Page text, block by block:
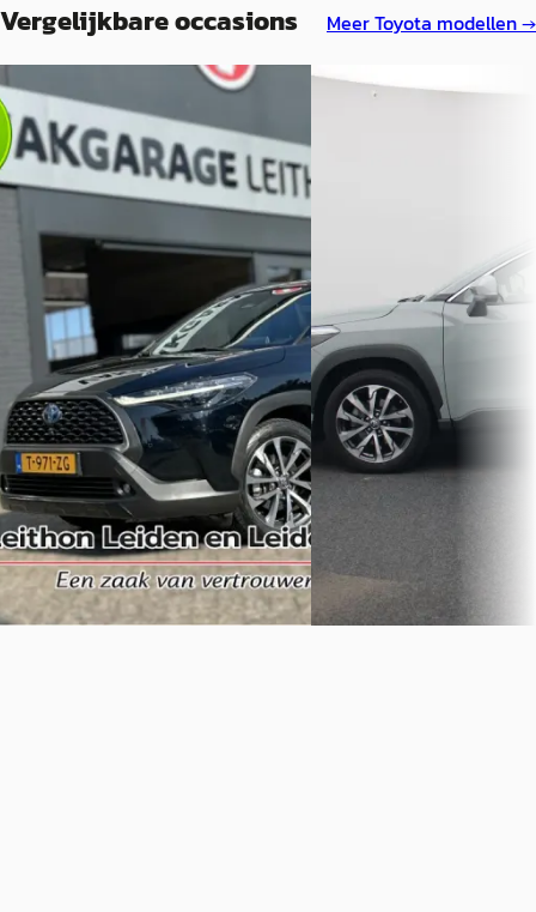
Vergelijkbare occasions MeerToyota modellen →
A
Toyota Corolla·2023
Cross 2.0 High Power Hybrid First
Edition
€ 25.950
v.a. € 550/mnd
Scherp geprijsd
2023 · 182.204 km · Hybride ·
Automaat
Leithon Leiderdorp
· Leiderdorp
Bekijk aanbieding →
Vergelijk
B
Marktconform
2025 · 19.613 km · Hybride ·
Automaat
Van Mossel Mega
Hengelo· Hengelo
Bekijk aanbieding →